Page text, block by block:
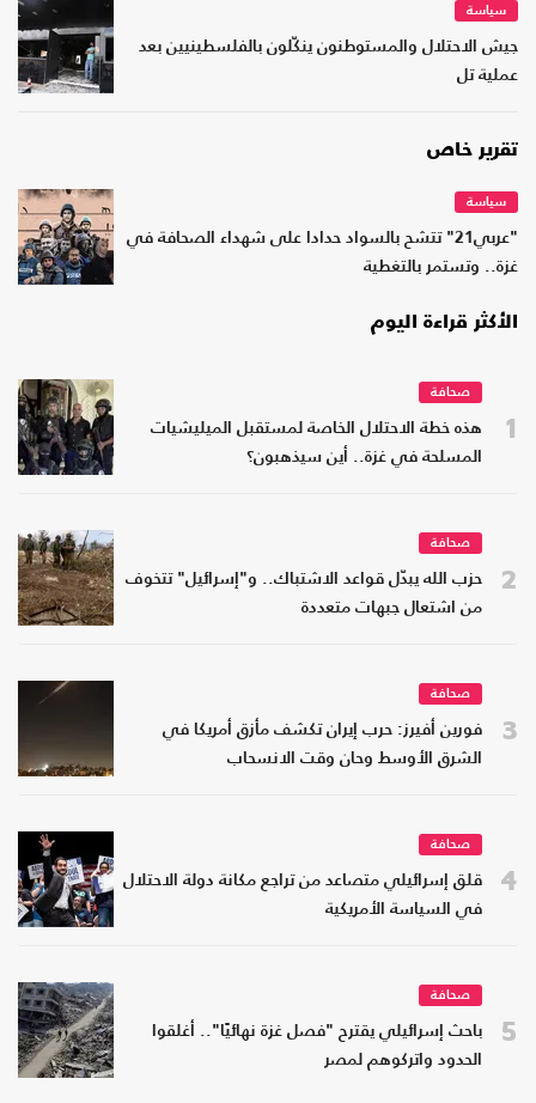
سياسة
جيش الاحتلال والمستوطنون ينكّلون بالفلسطينيين بعد
عملية تل
تقرير خاص
سياسة
"عربي21" تتشح بالسواد حدادا على شهداء الصحافة في
غزة.. وتستمر بالتغطية
الأكثر قراءة اليوم
1
صحافة
هذه خطة الاحتلال الخاصة لمستقبل الميليشيات
المسلحة في غزة.. أين سيذهبون؟
2
صحافة
حزب الله يبدّل قواعد الاشتباك.. و"إسرائيل" تتخوف
من اشتعال جبهات متعددة
3
صحافة
فورين أفيرز: حرب إيران تكشف مأزق أمريكا في
الشرق الأوسط وحان وقت الانسحاب
4
صحافة
قلق إسرائيلي متصاعد من تراجع مكانة دولة الاحتلال
في السياسة الأمريكية
5
صحافة
باحث إسرائيلي يقترح "فصل غزة نهائيًا".. أغلقوا
الحدود واتركوهم لمصر